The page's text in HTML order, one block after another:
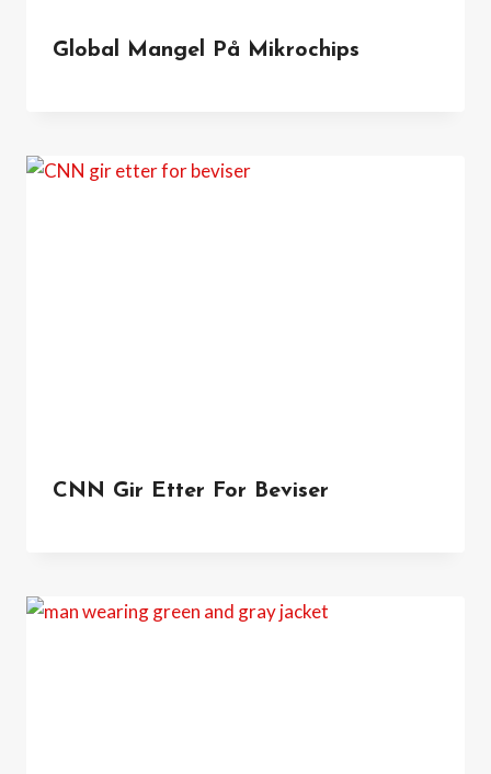
Global Mangel På Mikrochips
CNN Gir Etter For Beviser